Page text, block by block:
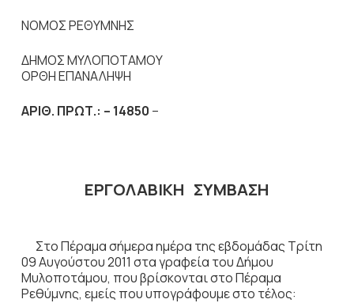
ΝΟΜΟΣ ΡΕΘΥΜΝΗΣ
ΔΗΜΟΣ ΜΥΛΟΠΟΤΑΜΟΥ
ΟΡΘΗ ΕΠΑΝΑΛΗΨΗ
ΑΡΙΘ. ΠΡΩΤ.: – 14850 –
ΕΡΓΟΛΑΒΙΚΗ ΣΥΜΒΑΣΗ
Στο Πέραμα σήμερα ημέρα της εβδομάδας Τρίτη
09 Αυγούστου 2011 στα γραφεία του Δήμου
Μυλοποτάμου, που βρίσκονται στο Πέραμα
Ρεθύμνης, εμείς που υπογράφουμε στο τέλος: